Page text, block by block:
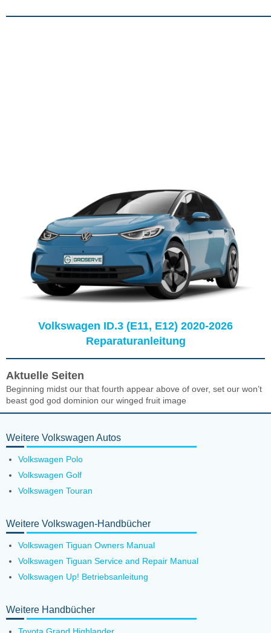
Volkswagen ID.3 (E11, E12) 2020-2026
Reparaturanleitung
Aktuelle Seiten
Beginning midst our that fourth appear above of over, set our won’t
beast god god dominion our winged fruit image
Weitere Volkswagen Autos
Volkswagen Polo
Volkswagen Golf
Volkswagen Touran
Weitere Volkswagen-Handbücher
Volkswagen Tiguan Owners Manual
Volkswagen Tiguan Service and Repair Manual
Volkswagen Up! Betriebsanleitung
Weitere Handbücher